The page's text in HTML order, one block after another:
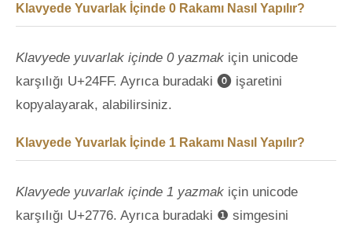
Klavyede Yuvarlak İçinde 0 Rakamı Nasıl Yapılır?
Klavyede yuvarlak içinde 0 yazmak için unicode
karşılığı U+24FF. Ayrıca buradaki ⓿ işaretini
kopyalayarak, alabilirsiniz.
Klavyede Yuvarlak İçinde 1 Rakamı Nasıl Yapılır?
Klavyede yuvarlak içinde 1 yazmak için unicode
karşılığı U+2776. Ayrıca buradaki ❶ simgesini